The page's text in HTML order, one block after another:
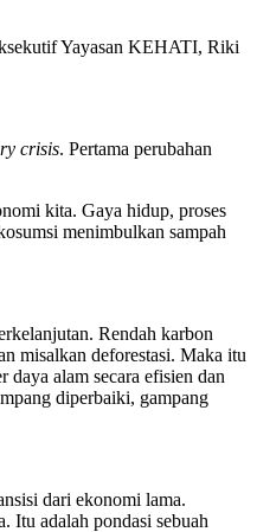
Yayasan KEHATI, Riki
crisis. Pertama perubahan
kita. Gaya hidup, proses
menimbulkan sampah
Rendah karbon
misalkan deforestasi. Maka itu
daya alam secara efisien dan
diperbaiki, gampang
dari ekonomi lama.
Itu adalah pondasi sebuah